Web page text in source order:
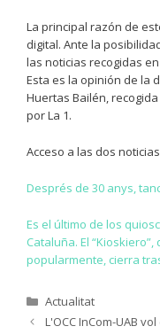
La principal razón de
digital. Ante la
las noticias recogidas
Esta es la opinión de la
Huertas Bailén,
por La 1.
Acceso a las dos
Després de 30 anys,
Es el último de los
Cataluña. El
popularmente, cierra
Categories
Actualitat
L'OCC InCom-UAB